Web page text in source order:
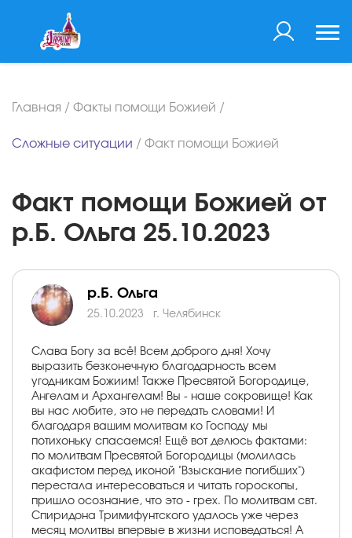
Главная / Факты помощи Божией /
Сложные ситуации / Факт помощи Божией
Факт помощи Божией от
р.Б. Ольга 25.10.2023
р.Б. Ольга
25.10.2023 г. Челябинск
Слава Богу за всё! Всем доброго дня! Хочу
выразить безконечную благодарность всем
угодникам Божиим! Также Пресвятой Богородице,
Ангелам и Архангелам! Вы - наше сокровище! Как
вы нас любите, это не передать словами! И
благодаря вашим молитвам ко Господу мы
потихоньку спасаемся! Ещё вот делюсь фактами:
по молитвам Пресвятой Богородицы (молилась
акафистом перед иконой "Взыскание погибших")
перестала интересоваться и читать гороскопы,
пришло осознание, что это - грех. По молитвам свт.
Спиридона Тримифунтского удалось уже через
месяц молитвы впервые в жизни исповедаться! А